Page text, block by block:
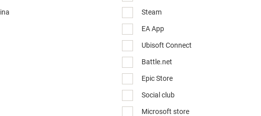
Steam
EA App
Ubisoft Connect
Battle.net
Epic Store
Social club
Microsoft store